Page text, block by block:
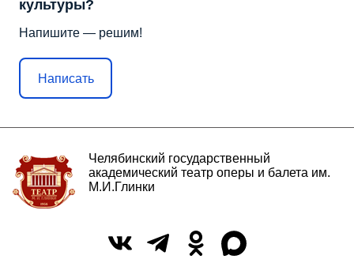
культуры?
Напишите — решим!
Написать
Челябинский государственный
академический театр оперы и балета им.
М.И.Глинки